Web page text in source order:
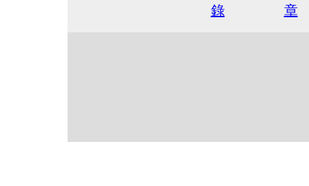
錄
章